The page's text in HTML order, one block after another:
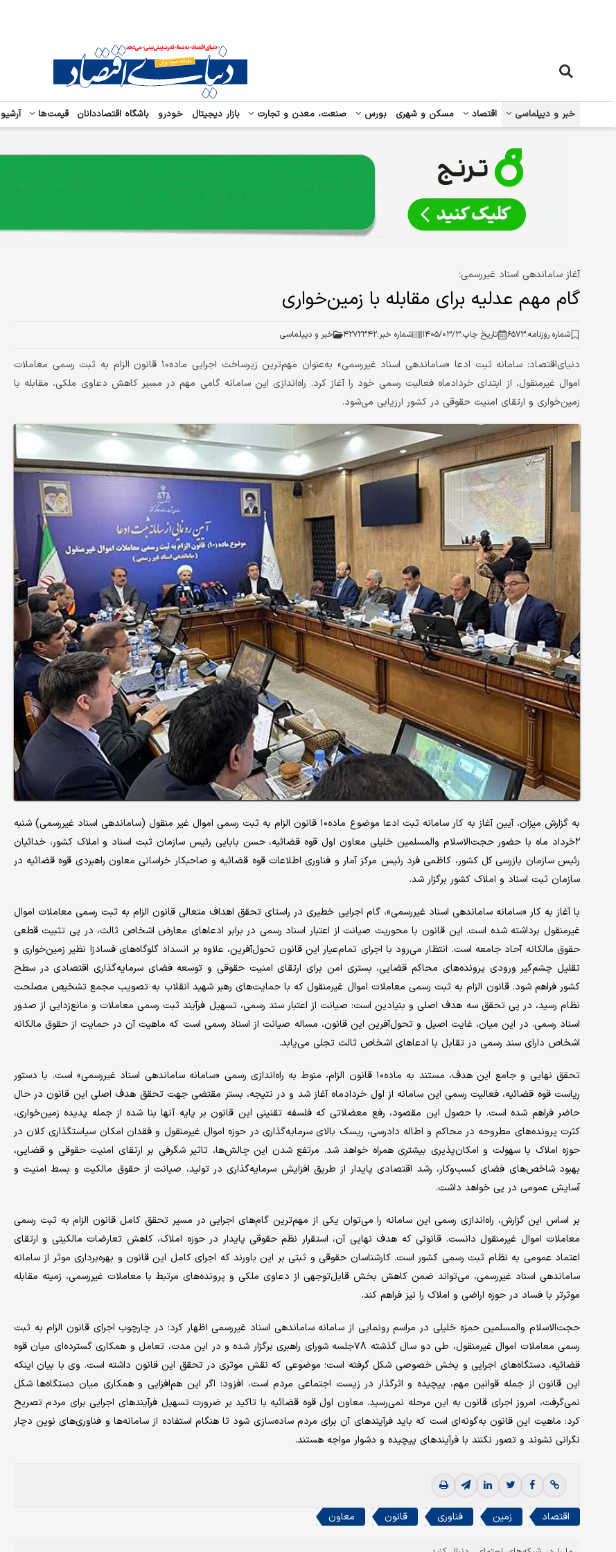
خبر و دیپلماسی اقتصاد مسکن و شهری بورس صنعت، معدن و تجارت بازار دیجیتال خودرو باشگاه اقتصاددانان قیمت‌ها آرشیو
آغاز ساماندهی اسناد غیررسمی؛
گام مهم عدلیه برای مقابله با زمین‌خواری
شماره روزنامه:۶۵۷۳ تاریخ چاپ:۱۴۰۵/۰۳/۳ شماره خبر:۴۲۷۲۳۴۲ خبر و دیپلماسی
دنیای‌اقتصاد: سامانه ثبت ادعا «ساماندهی اسناد غیررسمی» به‌عنوان مهم‌ترین زیرساخت اجرایی ماده۱۰ قانون الزام به ثبت رسمی معاملات
اموال غیرمنقول، از ابتدای خردادماه فعالیت رسمی خود را آغاز کرد. راه‌اندازی این سامانه گامی مهم در مسیر کاهش دعاوی ملکی، مقابله با
زمین‌خواری و ارتقای امنیت حقوقی در کشور ارزیابی می‌شود.
به گزارش میزان، آیین آغاز به کار سامانه ثبت ادعا موضوع ماده۱۰ قانون الزام به ثبت رسمی اموال غیر منقول (ساماندهی اسناد غیررسمی) شنبه
۲خرداد ماه با حضور حجت‌الاسلام والمسلمین خلیلی معاون اول قوه قضائیه، حسن بابایی رئیس سازمان ثبت اسناد و املاک کشور، خدائیان
رئیس سازمان بازرسی کل کشور، کاظمی فرد رئیس مرکز آمار و فناوری اطلاعات قوه قضائیه و صاحبکار خراسانی معاون راهبردی قوه قضائیه در
سازمان ثبت اسناد و املاک کشور برگزار شد.
با آغاز به کار «سامانه ساماندهی اسناد غیررسمی»، گام اجرایی خطیری در راستای تحقق اهداف متعالی قانون الزام به ثبت رسمی معاملات اموال
غیرمنقول برداشته شده است. این قانون با محوریت صیانت از اعتبار اسناد رسمی در برابر ادعا‌های معارض اشخاص ثالث، در پی تثبیت قطعی
حقوق مالکانه آحاد جامعه است. انتظار می‌رود با اجرای تمام‌عیار این قانون تحول‌آفرین، علاوه بر انسداد گلوگاه‌های فسادزا نظیر زمین‌خواری و
تقلیل چشم‌گیر ورودی پرونده‌های محاکم قضایی، بستری امن برای ارتقای امنیت حقوقی و توسعه فضای سرمایه‌گذاری اقتصادی در سطح
کشور فراهم شود. قانون الزام به ثبت رسمی معاملات اموال غیرمنقول که با حمایت‌های رهبر شهید انقلاب به تصویب مجمع تشخیص مصلحت
نظام رسید، در پی تحقق سه هدف اصلی و بنیادین است: صیانت از اعتبار سند رسمی، تسهیل فرآیند ثبت رسمی معاملات و مانع‌زدایی از صدور
اسناد رسمی. در این میان، غایت اصیل و تحول‌آفرین این قانون، مساله صیانت از اسناد رسمی است که ماهیت آن در حمایت از حقوق مالکانه
اشخاص دارای سند رسمی در تقابل با ادعا‌های اشخاص ثالث تجلی می‌یابد.
تحقق نهایی و جامع این هدف، مستند به ماده۱۰ قانون الزام، منوط به راه‌اندازی رسمی «سامانه ساماندهی اسناد غیررسمی» است. با دستور
ریاست قوه قضائیه، فعالیت رسمی این سامانه از اول خردادماه آغاز شد و در نتیجه، بستر مقتضی جهت تحقق هدف اصلی این قانون در حال
حاضر فراهم شده است. با حصول این مقصود، رفع معضلاتی که فلسفه تقنینی این قانون بر پایه آنها بنا شده از جمله پدیده زمین‌خواری،
کثرت پرونده‌های مطروحه در محاکم و اطاله دادرسی، ریسک بالای سرمایه‌گذاری در حوزه اموال غیرمنقول و فقدان امکان سیاستگذاری کلان در
حوزه املاک با سهولت و امکان‌پذیری بیشتری همراه خواهد شد. مرتفع شدن این چالش‌ها، تاثیر شگرفی بر ارتقای امنیت حقوقی و قضایی،
بهبود شاخص‌های فضای کسب‌وکار، رشد اقتصادی پایدار از طریق افزایش سرمایه‌گذاری در تولید، صیانت از حقوق مالکیت و بسط امنیت و
آسایش عمومی در پی خواهد داشت.
بر اساس این گزارش، راه‌اندازی رسمی این سامانه را می‌توان یکی از مهم‌ترین گام‌های اجرایی در مسیر تحقق کامل قانون الزام به ثبت رسمی
معاملات اموال غیرمنقول دانست. قانونی که هدف نهایی آن، استقرار نظم حقوقی پایدار در حوزه املاک، کاهش تعارضات مالکیتی و ارتقای
اعتماد عمومی به نظام ثبت رسمی کشور است. کارشناسان حقوقی و ثبتی بر این باورند که اجرای کامل این قانون و بهره‌برداری موثر از سامانه
ساماندهی اسناد غیررسمی، می‌تواند ضمن کاهش بخش قابل‌توجهی از دعاوی ملکی و پرونده‌های مرتبط با معاملات غیررسمی، زمینه مقابله
موثرتر با فساد در حوزه اراضی و املاک را نیز فراهم کند.
حجت‌الاسلام والمسلمین حمزه خلیلی در مراسم رونمایی از سامانه ساماندهی اسناد غیررسمی اظهار کرد: در چارچوب اجرای قانون الزام به ثبت
رسمی معاملات اموال غیرمنقول، طی دو سال گذشته ۷۸جلسه شورای راهبری برگزار شده و در این مدت، تعامل و همکاری گسترده‌ای میان قوه
قضائیه، دستگاه‌های اجرایی و بخش خصوصی شکل گرفته است؛ موضوعی که نقش موثری در تحقق این قانون داشته است. وی با بیان اینکه
این قانون از جمله قوانین مهم، پیچیده و اثرگذار در زیست اجتماعی مردم است، افزود: اگر این هم‌افزایی و همکاری میان دستگاه‌ها شکل
نمی‌گرفت، امروز اجرای قانون به این مرحله نمی‌رسید. معاون اول قوه قضائیه با تاکید بر ضرورت تسهیل فرآیند‌های اجرایی برای مردم تصریح
کرد: ماهیت این قانون به‌گونه‌ای است که باید فرآیند‌های آن برای مردم ساده‌سازی شود تا هنگام استفاده از سامانه‌ها و فناوری‌های نوین دچار
نگرانی نشوند و تصور نکنند با فرآیند‌های پیچیده و دشوار مواجه هستند.
اقتصاد زمین فناوری قانون معاون